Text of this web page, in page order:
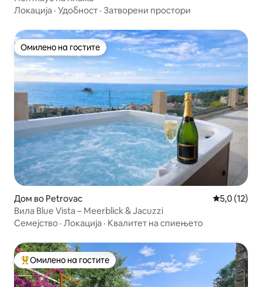
Локација · Удобност · Затворени простори
Омилено на гостите
Омилено на гостите
Дом во Petrovac Просечна
5,0 (12)
Вила Blue Vista – Meerblick & Jacuzzi
Семејство · Локација · Квалитет на спиењето
Меѓу најуспешните „Омилени на гостите“
Омилено на гостите